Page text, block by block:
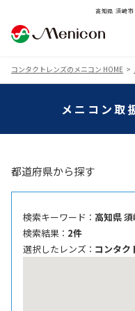
高知県 須崎
コンタクトレンズのメニコン HOME
メニコン取
都道府県から探す
検索キーワード ： 高知県
検索結果 ： 2件
選択したレンズ ： コンタク